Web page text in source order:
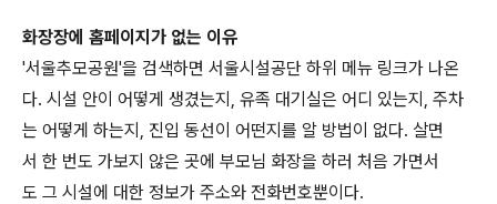
화장장에 홈페이지가 없는 이유
'서울추모공원'을 검색하면 서울시설공단 하위 메뉴 링크가 나온
다. 시설 안이 어떻게 생겼는지, 유족 대기실은 어디 있는지, 주차
는 어떻게 하는지, 진입 동선이 어떤지를 알 방법이 없다. 살면
서 한 번도 가보지 않은 곳에 부모님 화장을 하러 처음 가면서
도 그 시설에 대한 정보가 주소와 전화번호뿐이다.